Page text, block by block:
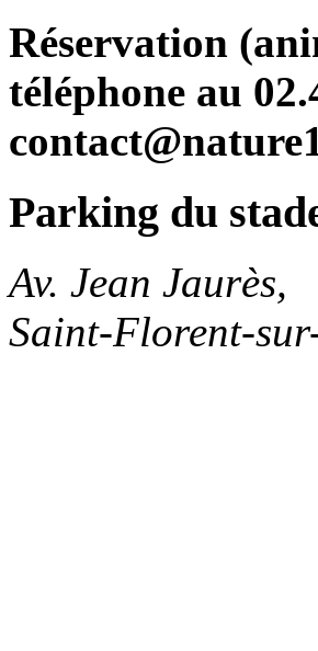
Réservation
téléphone au
Parking du
Av. Jean Jaurès,
Saint-Florent-